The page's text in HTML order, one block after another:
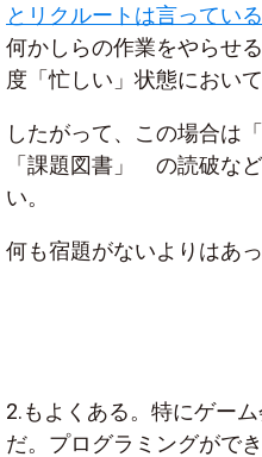
とリクルートは言っている
何かしらの作業をやらせ
度「忙しい」状態におい
したがって、この場合は
「課題図書」 の読破な
い。
何も宿題がないよりはあ
2.もよくある。特にゲー
だ。プログラミングがで